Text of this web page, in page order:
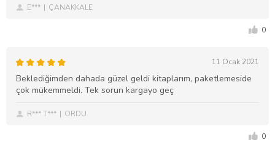
E*** ÇANAKKALE
0
11 Ocak 2021
Beklediğimden dahada güzel geldi kitaplarım, paketlemeside
çok mükemmeldi. Tek sorun kargayo geç
R*** T*** ORDU
0